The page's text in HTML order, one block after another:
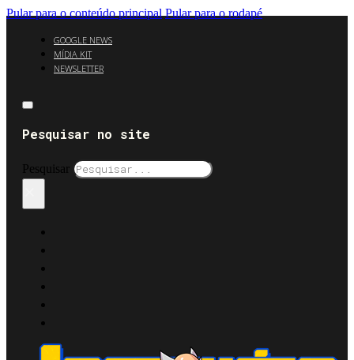
Pular para o conteúdo principal Pular para o rodapé
GOOGLE NEWS
MÍDIA KIT
NEWSLETTER
Pesquisar no site
Pesquisar